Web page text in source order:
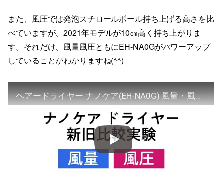
また、風圧では発泡スチロールボール持ち上げる高さを比
べていますが、2021年モデルが10㎝高く持ち上がりま
す。それだけ、風量風圧ともにEH-NA0Gがパワーアップ
していることがわかりますね(^^)
ヘアードライヤー ナノケア(EH-NA0G) 風量・風圧比較【パナソニック公式】